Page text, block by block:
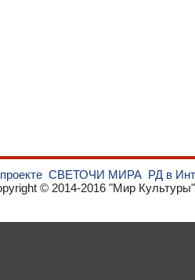
СВЕТОЧИ МИРА РД в
© 2014-2016 "Мир Культуры"